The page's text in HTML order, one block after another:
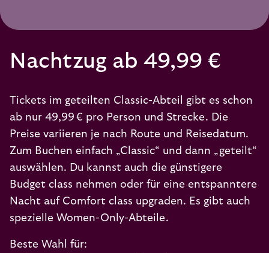
Nachtzug ab 49,99 €
Tickets im geteilten Classic-Abteil gibt es schon
ab nur 49,99 € pro Person und Strecke. Die
Preise variieren je nach Route und Reisedatum.
Zum Buchen einfach „Classic“ und dann „geteilt“
auswählen. Du kannst auch die günstigere
Budget class nehmen oder für eine entspanntere
Nacht auf Comfort class upgraden. Es gibt auch
spezielle Women-Only-Abteile.
Beste Wahl für: